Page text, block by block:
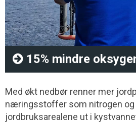
15% mindre
Med økt nedbør renner mer
næringsstoffer som nitrogen
jordbruksarealene ut i